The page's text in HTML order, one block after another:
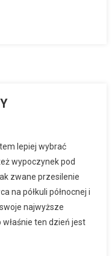
lepiej wybrać
wypoczynek pod
zwane przesilenie
na półkuli północnej i
najwyższe
właśnie ten dzień jest